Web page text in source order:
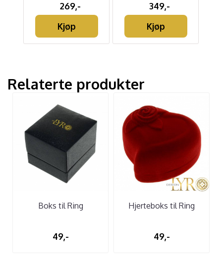
269,-
Kjøp
349,-
Kjøp
Relaterte produkter
Boks til Ring
49,-
Hjerteboks til Ring
49,-